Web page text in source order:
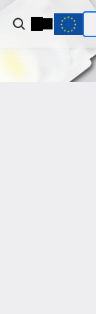
zgodności